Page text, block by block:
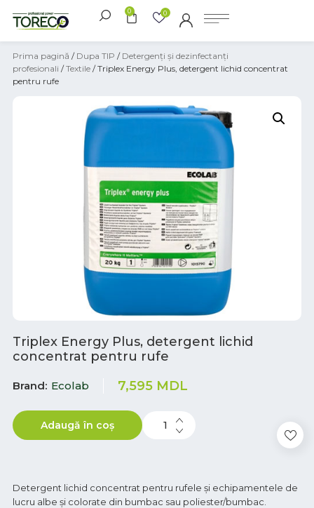
0 0
Prima pagină / Dupa TIP / Detergenți și dezinfectanți
profesionali /Textile / Triplex Energy Plus, detergent lichid concentrat
pentru rufe
Triplex Energy Plus, detergent lichid
concentrat pentru rufe
Brand Ecolab 7,595 MDL
Adaugă în coș
Detergent lichid concentrat pentru rufele și echipamentele de
lucru albe şi colorate din bumbac sau poliester/bumbac.